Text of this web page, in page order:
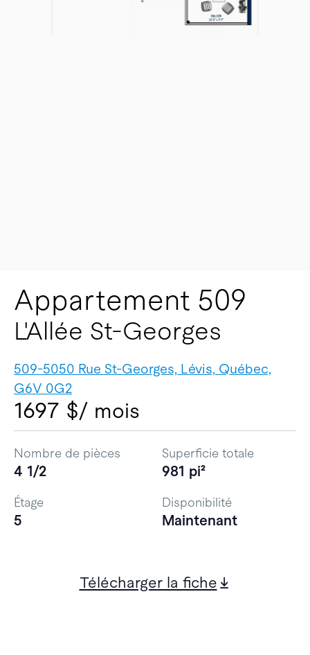
Appartement 509
L'Allée St-Georges
509-5050 Rue St-Georges, Lévis, Québec,
G6V 0G2
1697 $/ mois
Nombre de pièces
4 1/2
Superficie totale
981 pi²
Étage
5
Disponibilité
Maintenant
Télécharger la fiche